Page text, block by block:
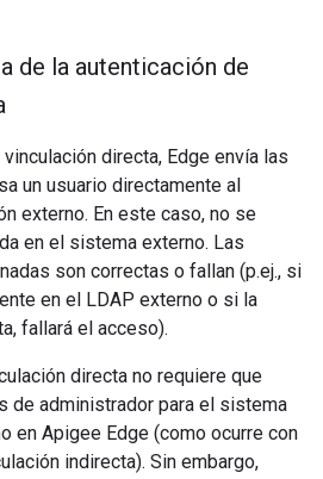
de la autenticación de
directa, Edge envía las
un usuario directamente al
externo. En este caso, no se
en el sistema externo. Las
son correctas o fallan (p.ej., si
en el LDAP externo o si la
fallará el acceso).
directa no requiere que
de administrador para el sistema
en Apigee Edge (como ocurre con
indirecta). Sin embargo,